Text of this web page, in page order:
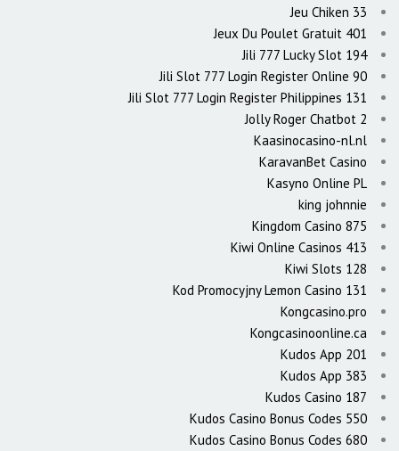
Jeu Chiken 33
Jeux Du Poulet Gratuit 401
Jili 777 Lucky Slot 194
Jili Slot 777 Login Register Online 90
Jili Slot 777 Login Register Philippines 131
Jolly Roger Chatbot 2
Kaasinocasino-nl.nl
KaravanBet Casino
Kasyno Online PL
king johnnie
Kingdom Casino 875
Kiwi Online Casinos 413
Kiwi Slots 128
Kod Promocyjny Lemon Casino 131
Kongcasino.pro
Kongcasinoonline.ca
Kudos App 201
Kudos App 383
Kudos Casino 187
Kudos Casino Bonus Codes 550
Kudos Casino Bonus Codes 680